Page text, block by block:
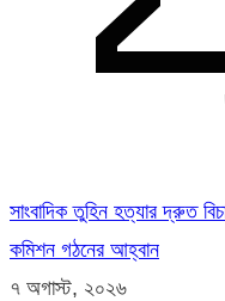
সাংবাদিক তুহিন হত্যার দ্রুত
কমিশন গঠনের আহ্বান
৭ অগাস্ট, ২০২৬